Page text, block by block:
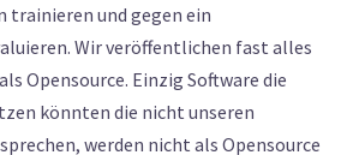
und gegen ein
Wir veröffentlichen fast alles
Opensource. Einzig Software die
könnten die nicht unseren
werden nicht als Opensource